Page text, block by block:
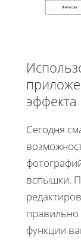
Фильтры
Сегодня
вспышки.
правильно
функции